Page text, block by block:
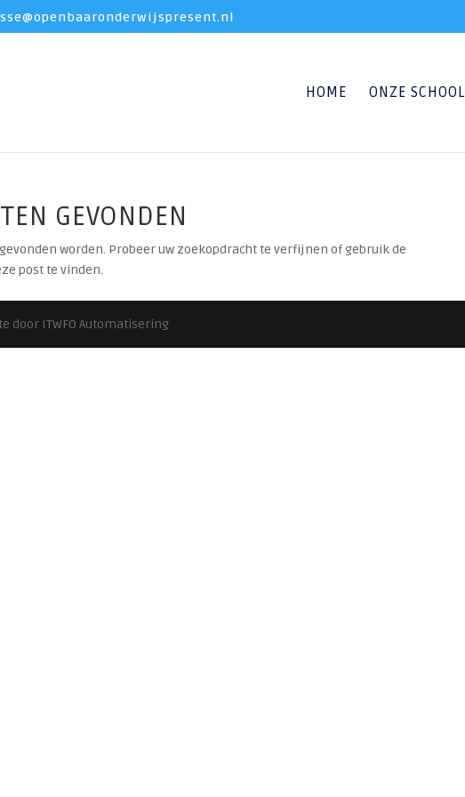
HOME ONZE SCHOOL
GEVONDEN
worden. Probeer uw zoekopdracht te verfijnen of gebruik de
post te vinden.
door ITWFO Automatisering